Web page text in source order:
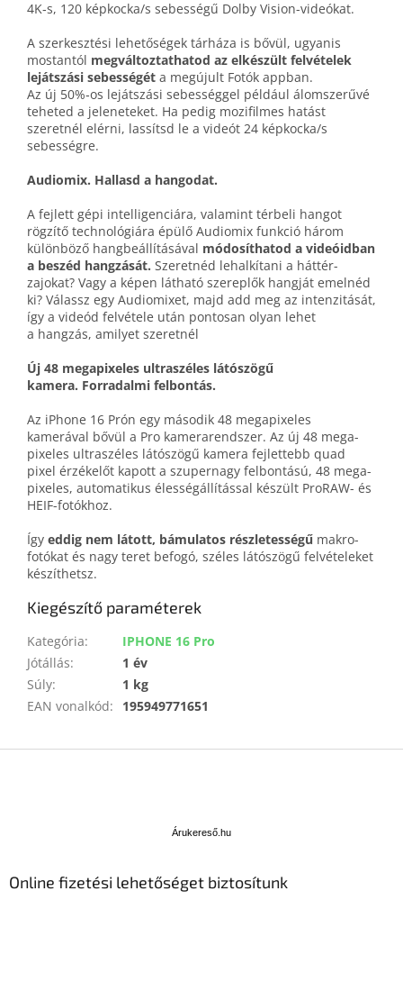
4K‑s, 120 képkocka/s sebességű Dolby Vision-videókat.
A szerkesztési lehetőségek tárháza is bővül, ugyanis
mostantól megváltoztat­hatod az elkészült felvételek
lejátszási sebességét a megújult Fotók appban.
Az új 50%‑os lejátszási sebességgel például álom­szerűvé
teheted a jeleneteket. Ha pedig mozi­filmes hatást
szeretnél elérni, lassítsd le a videót 24 képkocka/s
sebességre.
Audiomix. Hallasd a hangodat.
A fejlett gépi intelligenciára, valamint térbeli hangot
rögzítő technológiára épülő Audiomix funkció három
különböző hang­beállításával módosíthatod a videóid­ban
a beszéd hangzását. Szeretnéd lehalkítani a háttér­
zajokat? Vagy a képen látható szereplők hangját emelnéd
ki? Válassz egy Audiomixet, majd add meg az intenzitását,
így a videód felvétele után pontosan olyan lehet
a hangzás, amilyet szeretnél
Új 48 mega­pixeles ultraszéles látószögű
kamera. Forradalmi felbontás.
Az iPhone 16 Prón egy második 48 mega­pixeles
kamerával bővül a Pro kamera­rendszer. Az új 48 mega­
pixeles ultra­széles látó­szögű kamera fejlettebb quad
pixel érzékelőt kapott a szuper­nagy felbontású, 48 mega­
pixeles, auto­matikus élesség­állítással készült ProRAW- és
HEIF-fotókhoz.
Így eddig nem látott, bámulatos részletességű makro­
fotókat és nagy teret befogó, széles látó­szögű felvételeket
készíthetsz.
Kiegészítő paraméterek
Kategória:
IPHONE 16 Pro
Jótállás:
1 év
Súly:
1 kg
EAN vonalkód: 195949771651
r
Árukereső.hu
Online fizetési lehetőséget biztosítunk